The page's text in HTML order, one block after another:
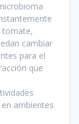
tomate,
cambiar
para el
que
ambientes